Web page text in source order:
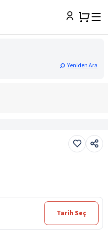
Yeniden Ara
Tarih Seç